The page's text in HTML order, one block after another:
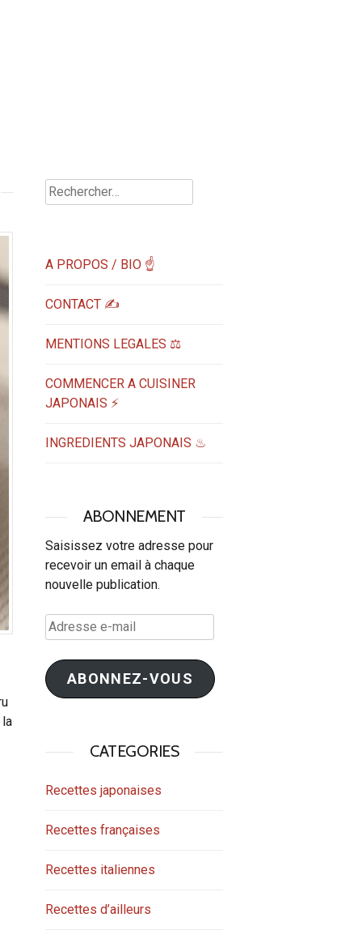
Rechercher :
A PROPOS / BIO ☝
CONTACT ✍️
MENTIONS LEGALES ⚖️
COMMENCER A CUISINER
JAPONAIS ⚡
INGREDIENTS JAPONAIS ♨
ABONNEMENT
Saisissez votre adresse pour
recevoir un email à chaque
nouvelle publication.
Adresse
e-
mail
ABONNEZ-VOUS
CATEGORIES
Recettes japonaises
Recettes françaises
Recettes italiennes
Recettes d’ailleurs